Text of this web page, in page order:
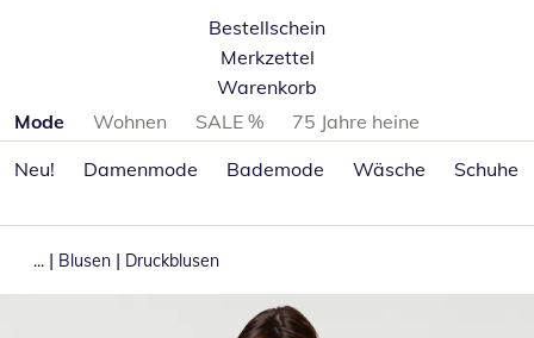
Bestellschein
Merkzettel
Warenkorb
Produktkategorien überspringen
Mode Wohnen SALE %
75 Jahre heine
Neu!
Damenmode Bademode Wäsche Schuhe
... | Blusen | Druckblusen